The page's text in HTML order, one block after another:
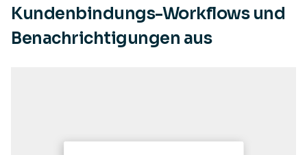
Kundenbindungs-Workflows und
Benachrichtigungen aus